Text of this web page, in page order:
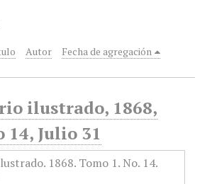
Autor Fecha de agregación
ilustrado, 1868,
14, Julio 31